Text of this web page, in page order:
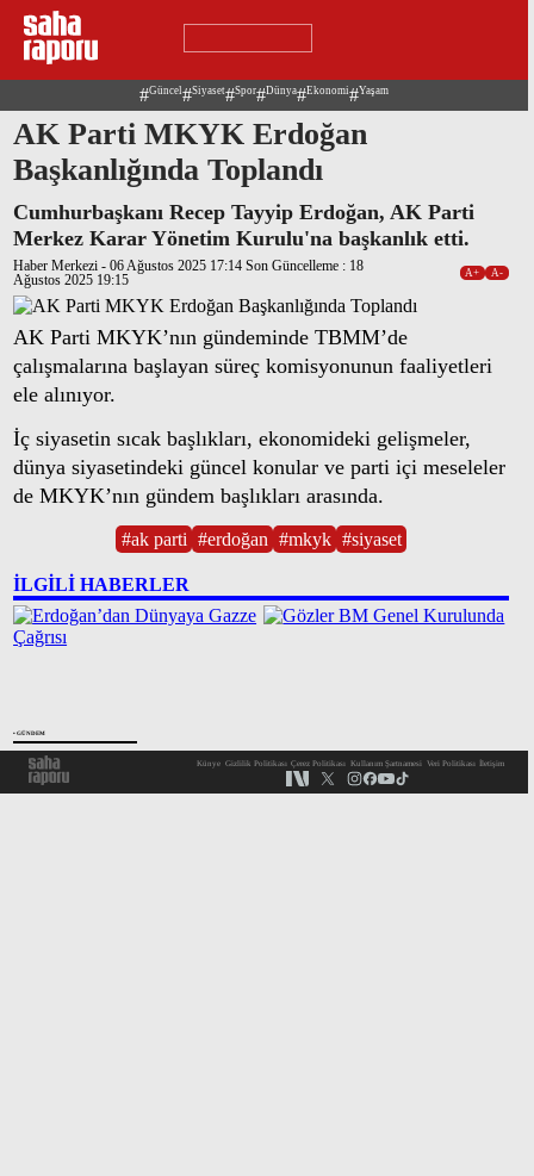
Güncel Siyaset Spor Dünya Ekonomi Yaşam
AK Parti MKYK Erdoğan
Başkanlığında Toplandı
Cumhurbaşkanı Recep Tayyip Erdoğan, AK
Parti Merkez Karar Yönetim Kurulu'na
başkanlık etti.
Haber Merkezi - 06 Ağustos 2025 17:14 Son Güncelleme :
18 Ağustos 2025 19:15
AK Parti MKYK’nın gündeminde TBMM’de
çalışmalarına başlayan süreç komisyonunun
faaliyetleri ele alınıyor.
İç siyasetin sıcak başlıkları, ekonomideki
gelişmeler, dünya siyasetindeki güncel konular ve
parti içi meseleler de MKYK’nın gündem başlıkları
#ak parti #erdoğan #mkyk #siyaset
İLGİLİ HABERLER